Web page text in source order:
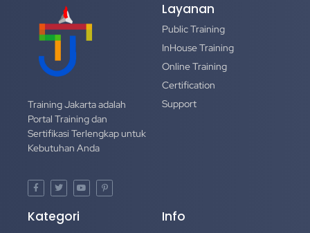
Training Jakarta adalah
Portal Training dan
Sertifikasi Terlengkap untuk
Kebutuhan Anda
Layanan
Public Training
InHouse Training
Online Training
Certification
Support
Kategori Info